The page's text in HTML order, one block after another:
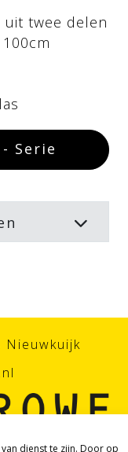
dienst te zijn. Door op
twee delen
Serie
Nieuwkuijk